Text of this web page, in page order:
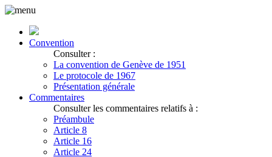
Convention
Consulter :
La convention de Genève de 1951
Le protocole de 1967
Présentation générale
Commentaires
Consulter les commentaires relatifs à :
Préambule
Article 8
Article 16
Article 24